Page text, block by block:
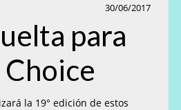
30/06/2017
para
Choice
la 19° edición de estos